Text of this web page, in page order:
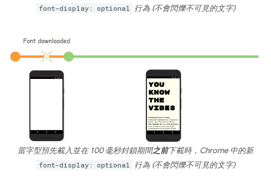
font-display: optional 行為 (不會閃爍不可見的文字)
當字型預先載入並在 100 毫秒封鎖期間之前下載時，Chrome 中的新
font-display: optional 行為 (不會閃爍不可見的文字)